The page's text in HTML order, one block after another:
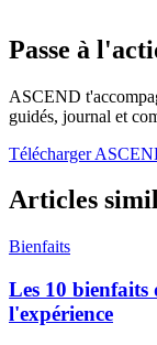
Passe à
ASCEND
guidés, journal et
Télécharger
Articles
Bienfaits
Les 10 bienfaits
l'expérience